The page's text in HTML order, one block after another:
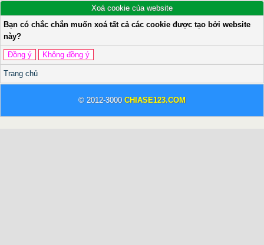
Xoá cookie của website
Bạn có chắc chắn muốn xoá tất cả các cookie được tạo bởi website
này?
Trang chủ
© 2012-3000 CHIASE123.COM